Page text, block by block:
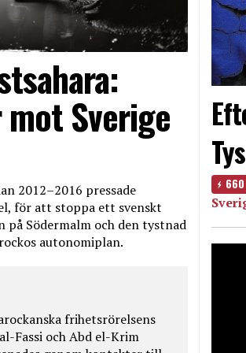
Sverige
2012–2016 pressade
för att stoppa ett svenskt
på Södermalm och den tystnad
autonomiplan.
frihetsrörelsens
Fassi och Abd el-Krim
660